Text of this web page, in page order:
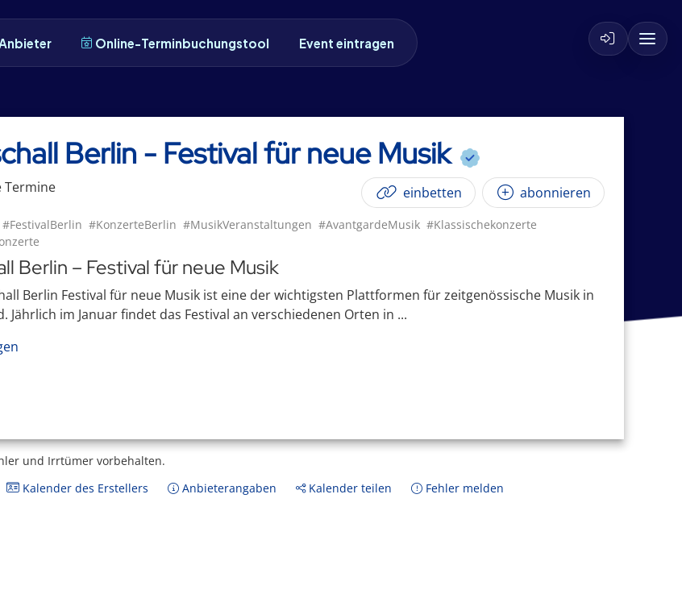
Online-Terminbuchungstool Event eintragen
Berlin - Festival für neue Musik
Termine einbetten abonnieren
#FestivalBerlin #KonzerteBerlin #MusikVeranstaltungen #AvantgardeMusik #Klassischekonzerte
Berlin – Festival für neue Musik
Berlin Festival für neue Musik ist eine der wichtigsten Plattformen für zeitgenössische Musik in
Jährlich im Januar findet das Festival an verschiedenen Orten in ...
und Irrtümer vorbehalten.
Kalender des Erstellers Anbieterangaben Kalender teilen Fehler melden